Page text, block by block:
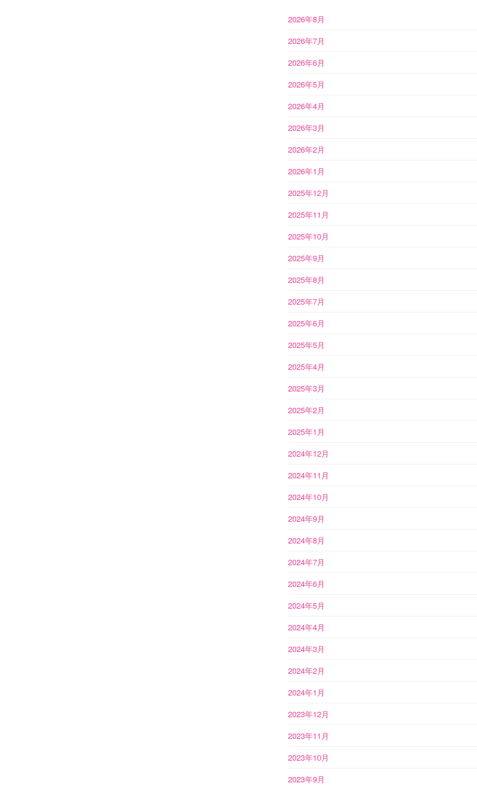
2026年8月
2026年7月
2026年6月
2026年5月
2026年4月
2026年3月
2026年2月
2026年1月
2025年12月
2025年11月
2025年10月
2025年9月
2025年8月
2025年7月
2025年6月
2025年5月
2025年4月
2025年3月
2025年2月
2025年1月
2024年12月
2024年11月
2024年10月
2024年9月
2024年8月
2024年7月
2024年6月
2024年5月
2024年4月
2024年3月
2024年2月
2024年1月
2023年12月
2023年11月
2023年10月
2023年9月